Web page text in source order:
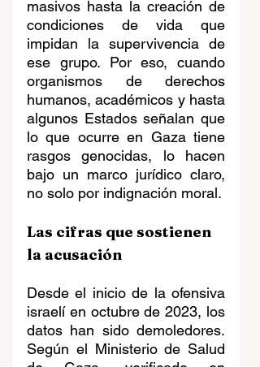
masivos hasta la creación de
condiciones de vida que
impidan la supervivencia de
ese grupo. Por eso, cuando
organismos de derechos
humanos, académicos y hasta
algunos Estados señalan que
lo que ocurre en Gaza tiene
rasgos genocidas, lo hacen
bajo un marco jurídico claro,
no solo por indignación moral.
Las cifras que sostienen
la acusación
Desde el inicio de la ofensiva
israelí en octubre de 2023, los
datos han sido demoledores.
Según el Ministerio de Salud